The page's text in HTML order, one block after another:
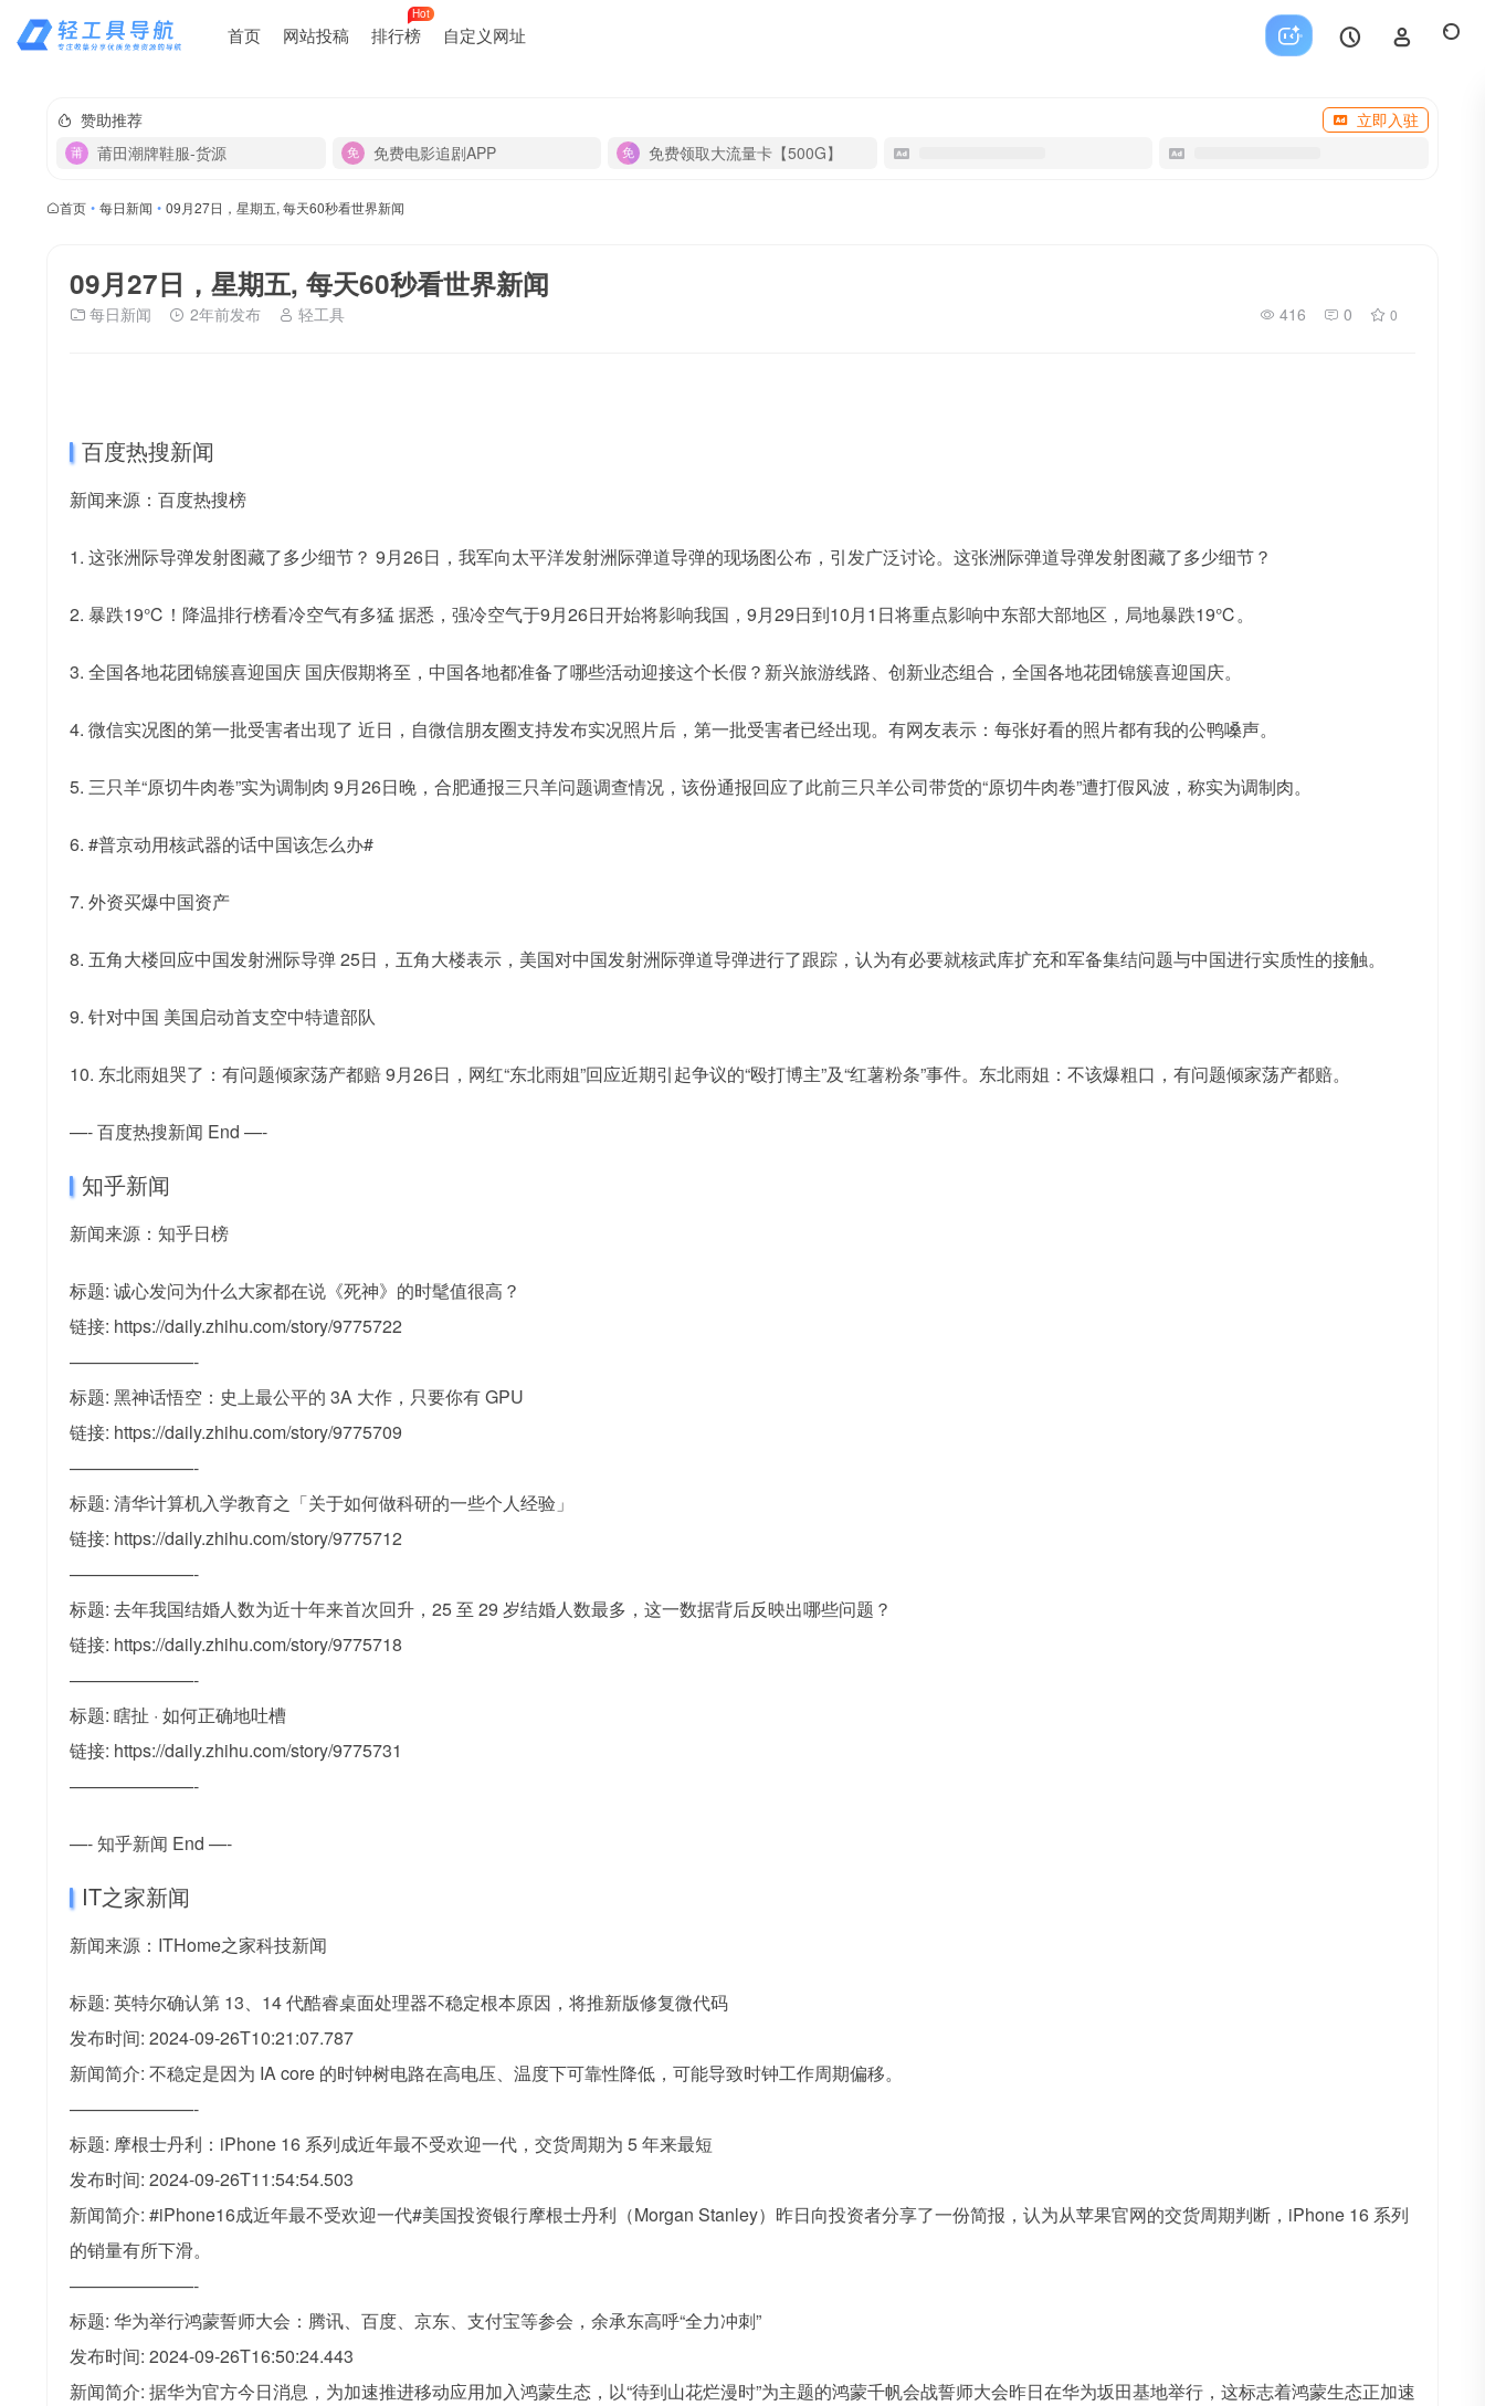
首页 网站投稿 排行榜
Hot
自定义网址
赞助推荐
立即入驻
莆田潮牌鞋服-货源
免费电影追剧APP 免费领取大流量卡【500G】
首页 • 每日新闻 • 09月27日，星期五, 每天60秒看世界新闻
09月27日，星期五, 每天60秒看世界新闻
每日新闻 2年前发布 轻工具 416 0 0
百度热搜新闻
新闻来源：百度热搜榜
1. 这张洲际导弹发射图藏了多少细节？ 9月26日，我军向太平洋发射洲际弹道导弹的现场图公布，引发广泛讨论。这张洲际弹道导弹发射图藏了多少细节？
2. 暴跌19℃！降温排行榜看冷空气有多猛 据悉，强冷空气于9月26日开始将影响我国，9月29日到10月1日将重点影响中东部大部地区，局地暴跌19℃。
3. 全国各地花团锦簇喜迎国庆 国庆假期将至，中国各地都准备了哪些活动迎接这个长假？新兴旅游线路、创新业态组合，全国各地花团锦簇喜迎国庆。
4. 微信实况图的第一批受害者出现了 近日，自微信朋友圈支持发布实况照片后，第一批受害者已经出现。有网友表示：每张好看的照片都有我的公鸭嗓声。
5. 三只羊“原切牛肉卷”实为调制肉 9月26日晚，合肥通报三只羊问题调查情况，该份通报回应了此前三只羊公司带货的“原切牛肉卷”遭打假风波，称实为调制肉。
6. #普京动用核武器的话中国该怎么办#
7. 外资买爆中国资产
8. 五角大楼回应中国发射洲际导弹 25日，五角大楼表示，美国对中国发射洲际弹道导弹进行了跟踪，认为有必要就核武库扩充和军备集结问题与中国进行实质性的接触。
9. 针对中国 美国启动首支空中特遣部队
10. 东北雨姐哭了：有问题倾家荡产都赔 9月26日，网红“东北雨姐”回应近期引起争议的“殴打博主”及“红薯粉条”事件。东北雨姐：不该爆粗口，有问题倾家荡产都赔。
—- 百度热搜新闻 End —-
知乎新闻
新闻来源：知乎日榜
标题: 诚心发问为什么大家都在说《死神》的时髦值很高？
链接: https://daily.zhihu.com/story/9775722
———————-
标题: 黑神话悟空：史上最公平的 3A 大作，只要你有 GPU
链接: https://daily.zhihu.com/story/9775709
———————-
标题: 清华计算机入学教育之「关于如何做科研的一些个人经验」
链接: https://daily.zhihu.com/story/9775712
———————-
标题: 去年我国结婚人数为近十年来首次回升，25 至 29 岁结婚人数最多，这一数据背后反映出哪些问题？
链接: https://daily.zhihu.com/story/9775718
———————-
标题: 瞎扯 · 如何正确地吐槽
链接: https://daily.zhihu.com/story/9775731
———————-
—- 知乎新闻 End —-
IT之家新闻
新闻来源：ITHome之家科技新闻
标题: 英特尔确认第 13、14 代酷睿桌面处理器不稳定根本原因，将推新版修复微代码
发布时间: 2024-09-26T10:21:07.787
新闻简介: 不稳定是因为 IA core 的时钟树电路在高电压、温度下可靠性降低，可能导致时钟工作周期偏移。
———————-
标题: 摩根士丹利：iPhone 16 系列成近年最不受欢迎一代，交货周期为 5 年来最短
发布时间: 2024-09-26T11:54:54.503
新闻简介: #iPhone16成近年最不受欢迎一代#美国投资银行摩根士丹利（Morgan Stanley）昨日向投资者分享了一份简报，认为从苹果官网的交货周期判断，iPhone 16 系列
的销量有所下滑。
———————-
标题: 华为举行鸿蒙誓师大会：腾讯、百度、京东、支付宝等参会，余承东高呼“全力冲刺”
发布时间: 2024-09-26T16:50:24.443
新闻简介: 据华为官方今日消息，为加速推进移动应用加入鸿蒙生态，以“待到山花烂漫时”为主题的鸿蒙千帆会战誓师大会昨日在华为坂田基地举行，这标志着鸿蒙生态正加速